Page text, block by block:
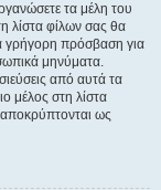
τα μέλη του
λίστα φίλων σας θα
γρήγορη πρόσβαση για
μηνύματα.
από αυτά τα
μέλος στη λίστα
ως